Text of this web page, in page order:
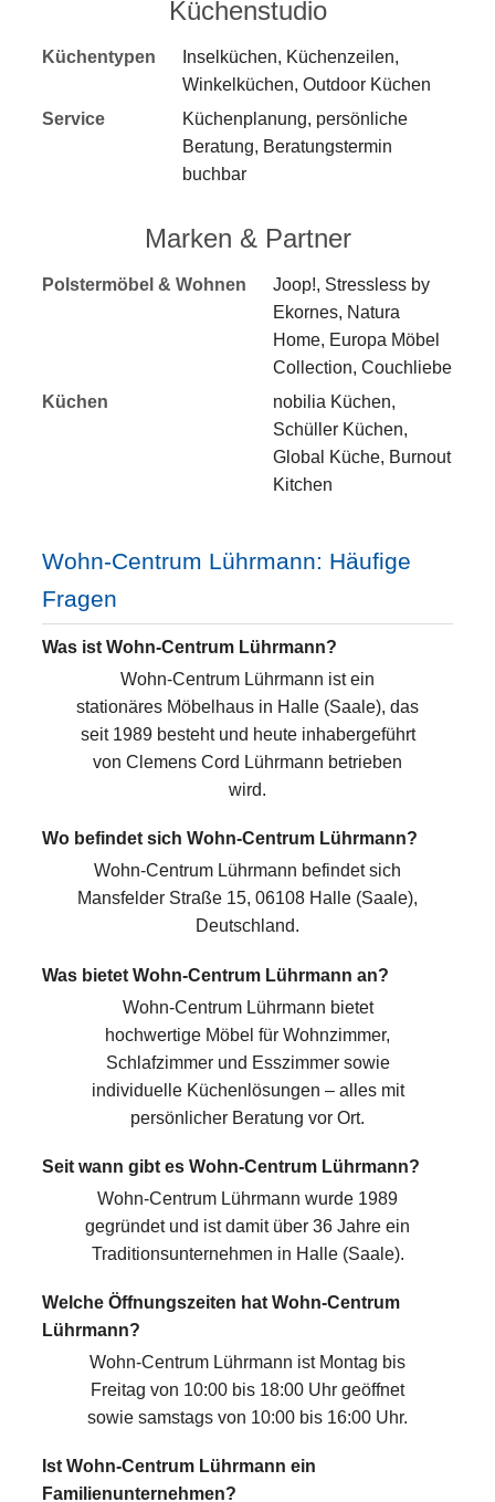
Küchenstudio
Küchentypen
Inselküchen, Küchenzeilen,
Winkelküchen, Outdoor Küchen
Service
Küchenplanung, persönliche
Beratung, Beratungstermin
buchbar
Marken & Partner
Polstermöbel & Wohnen
Joop!, Stressless by
Ekornes, Natura
Home, Europa Möbel
Collection, Couchliebe
Küchen
nobilia Küchen,
Schüller Küchen,
Global Küche, Burnout
Kitchen
Wohn-Centrum Lührmann: Häufige
Fragen
Was ist Wohn-Centrum Lührmann?
Wohn-Centrum Lührmann ist ein
stationäres Möbelhaus in Halle (Saale), das
seit 1989 besteht und heute inhabergeführt
von Clemens Cord Lührmann betrieben
wird.
Wo befindet sich Wohn-Centrum Lührmann?
Wohn-Centrum Lührmann befindet sich
Mansfelder Straße 15, 06108 Halle (Saale),
Deutschland.
Was bietet Wohn-Centrum Lührmann an?
Wohn-Centrum Lührmann bietet
hochwertige Möbel für Wohnzimmer,
Schlafzimmer und Esszimmer sowie
individuelle Küchenlösungen – alles mit
persönlicher Beratung vor Ort.
Seit wann gibt es Wohn-Centrum Lührmann?
Wohn-Centrum Lührmann wurde 1989
gegründet und ist damit über 36 Jahre ein
Traditionsunternehmen in Halle (Saale).
Welche Öffnungszeiten hat Wohn-Centrum
Lührmann?
Wohn-Centrum Lührmann ist Montag bis
Freitag von 10:00 bis 18:00 Uhr geöffnet
sowie samstags von 10:00 bis 16:00 Uhr.
Ist Wohn-Centrum Lührmann ein
Familienunternehmen?